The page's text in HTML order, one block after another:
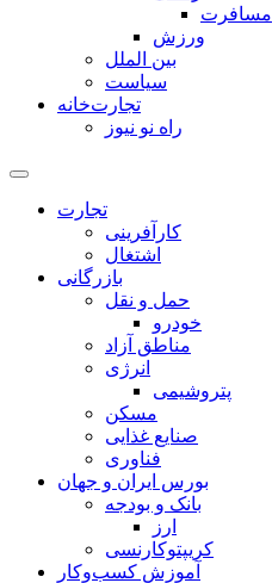
مسافرت
ورزش
بین الملل
سیاست
تجارت‌خانه
راه نو نیوز
تجارت
کارآفرینی
اشتغال
بازرگانی
حمل و نقل
خودرو
مناطق آزاد
انرژی
پتروشیمی
مسکن
صنایع غذایی
فناوری
بورس ایران و جهان
بانک و بودجه
ارز
کریپتوکارنسی
آموزش کسب‌وکار